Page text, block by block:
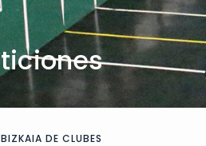
DE CLUBES